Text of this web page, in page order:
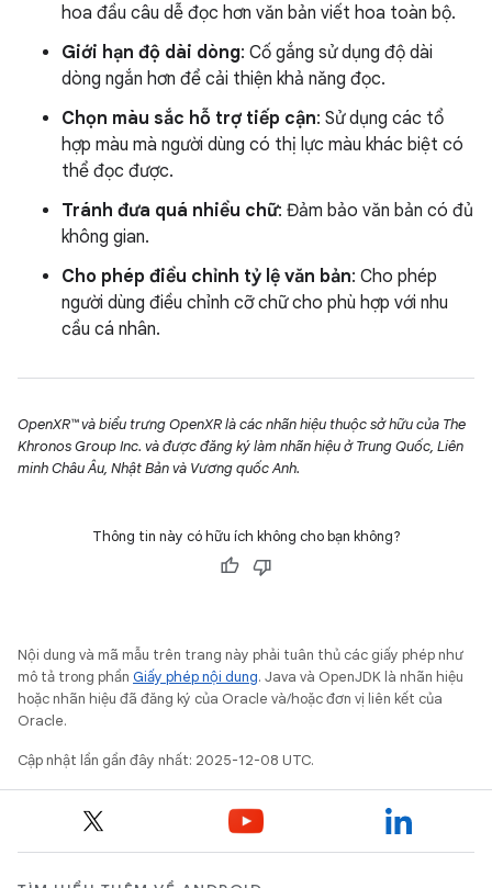
hoa đầu câu dễ đọc hơn văn bản viết hoa toàn bộ.
Giới hạn độ dài dòng: Cố gắng sử dụng độ dài
dòng ngắn hơn để cải thiện khả năng đọc.
Chọn màu sắc hỗ trợ tiếp cận: Sử dụng các tổ
hợp màu mà người dùng có thị lực màu khác biệt có
thể đọc được.
Tránh đưa quá nhiều chữ: Đảm bảo văn bản có đủ
không gian.
Cho phép điều chỉnh tỷ lệ văn bản: Cho phép
người dùng điều chỉnh cỡ chữ cho phù hợp với nhu
cầu cá nhân.
OpenXR™ và biểu trưng OpenXR là các nhãn hiệu thuộc sở hữu của The
Khronos Group Inc. và được đăng ký làm nhãn hiệu ở Trung Quốc, Liên
minh Châu Âu, Nhật Bản và Vương quốc Anh.
Thông tin này có hữu ích không cho bạn không?
Nội dung và mã mẫu trên trang này phải tuân thủ các giấy phép như
mô tả trong phần Giấy phép nội dung. Java và OpenJDK là nhãn hiệu
hoặc nhãn hiệu đã đăng ký của Oracle và/hoặc đơn vị liên kết của
Oracle.
Cập nhật lần gần đây nhất: 2025-12-08 UTC.